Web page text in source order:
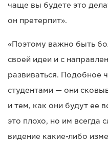
чаще вы будете это
он претерпит».
«Поэтому важно быть
своей идеи и с
развиваться. Подобное
студентами — они
и тем, как они будут ее
это плохо, но им всегда
видение какие-либо